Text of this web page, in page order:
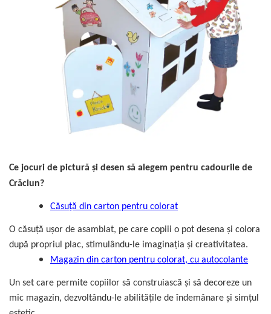
Ce jocuri de pictură și desen să alegem pentru cadourile de
Crăciun?
Căsuță din carton pentru colorat
O căsuță ușor de asamblat, pe care copiii o pot desena și colora
după propriul plac, stimulându-le imaginația și creativitatea.
Magazin din carton pentru colorat, cu autocolante
Un set care permite copiilor să construiască și să decoreze un
mic magazin, dezvoltându-le abilitățile de îndemânare și simțul